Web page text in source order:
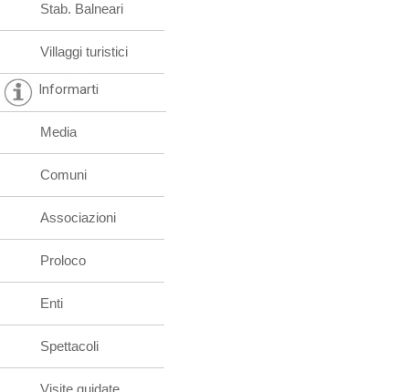
Stab. Balneari
Villaggi turistici
Informarti
Media
Comuni
Associazioni
Proloco
Enti
Spettacoli
Visite guidate